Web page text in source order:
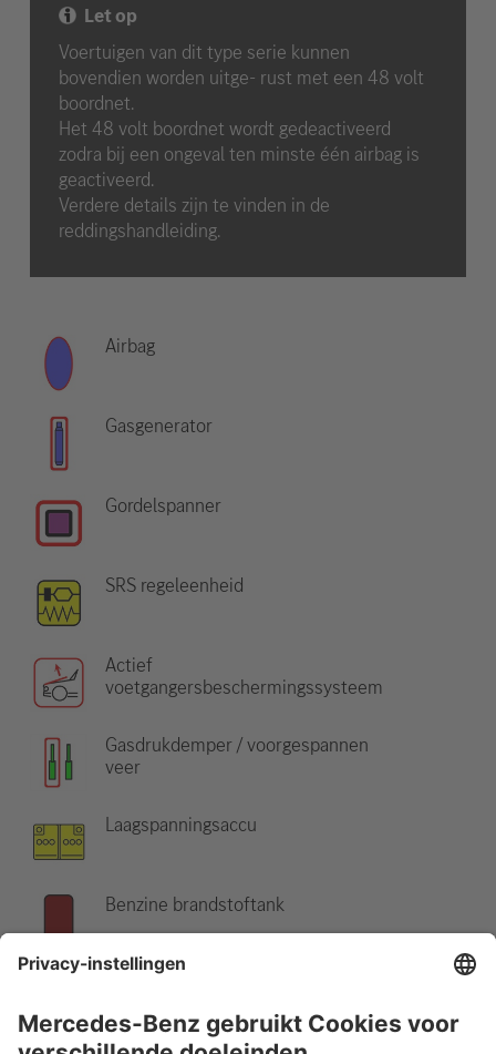
Let op
Voertuigen van dit type serie kunnen
bovendien worden uitge- rust met een 48 volt
boordnet.
Het 48 volt boordnet wordt gedeactiveerd
zodra bij een ongeval ten minste één airbag is
geactiveerd.
Verdere details zijn te vinden in de
reddingshandleiding.
Airbag
Gasgenerator
Gordelspanner
SRS regeleenheid
Actief
voetgangersbeschermingssysteem
Gasdrukdemper / voorgespannen
veer
Laagspanningsaccu
Benzine brandstoftank